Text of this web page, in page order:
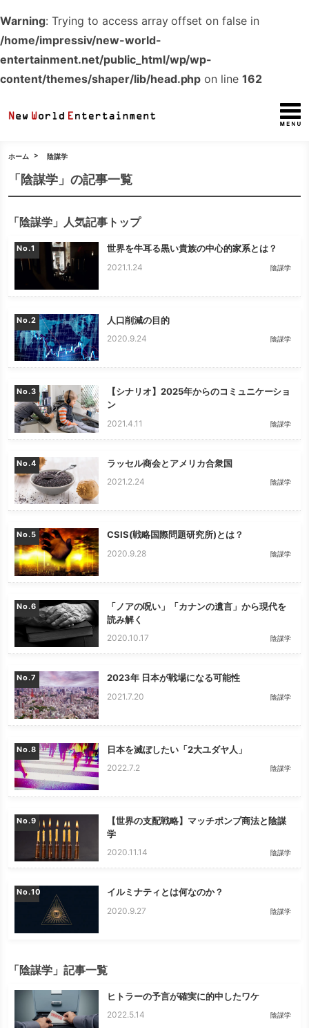
Warning: Trying to access array offset on false in
/home/impressiv/new-world-
entertainment.net/public_html/wp/wp-
content/themes/shaper/lib/head.php on line162
ホーム 陰謀学
「陰謀学」の記事一覧
「陰謀学」人気記事トップ
No. 世界を牛耳る黒い貴族の中心的家系とは？
2021.1.24 陰謀学
No. 人口削減の目的
2020.9.24 陰謀学
No.
【シナリオ】2025年からのコミュニケーショ
ン
2021.4.11 陰謀学
No. ラッセル商会とアメリカ合衆国
2021.2.24 陰謀学
No. CSIS(戦略国際問題研究所)とは？
2020.9.28 陰謀学
No.
「ノアの呪い」「カナンの遺言」から現代を
読み解く
2020.10.17 陰謀学
No. 2023年 日本が戦場になる可能性
2021.7.20 陰謀学
No. 日本を滅ぼしたい「2大ユダヤ人」
2022.7.2 陰謀学
No.
【世界の支配戦略】マッチポンプ商法と陰謀
学
2020.11.14 陰謀学
No. イルミナティとは何なのか？
2020.9.27 陰謀学
「陰謀学」記事一覧
ヒトラーの予言が確実に的中したワケ
2022.5.14 陰謀学